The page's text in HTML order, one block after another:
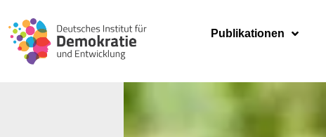
Publikationen